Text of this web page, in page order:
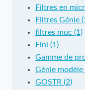
Filtres en
Filtres Génie
filtres muc (1)
Fini (1)
Gamme de
Génie modèle
GOSTR (2)